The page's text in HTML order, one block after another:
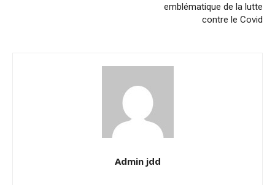
emblématique de la lutte
contre le Covid
Admin jdd